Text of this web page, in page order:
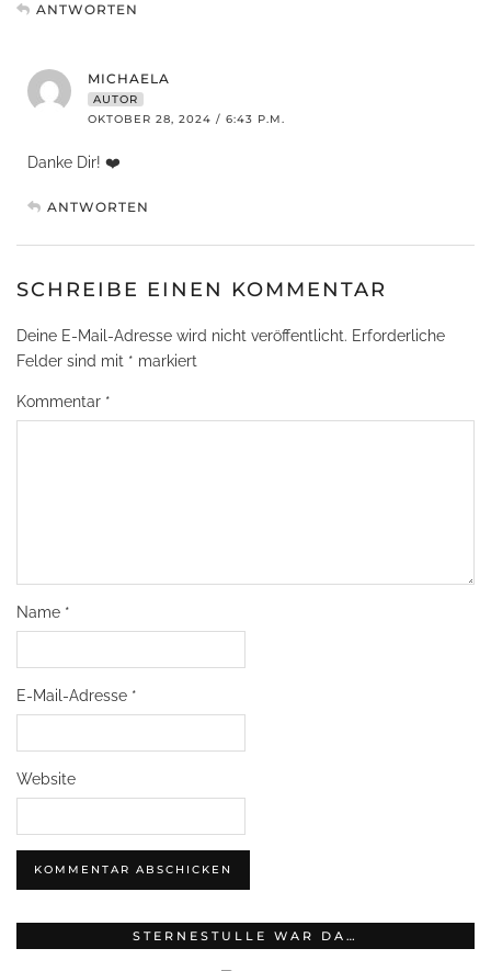
ANTWORTEN
MICHAELA
AUTOR
OKTOBER 28, 2024 / 6:43 P.M.
Danke Dir! ❤️
ANTWORTEN
SCHREIBE EINEN KOMMENTAR
Deine E-Mail-Adresse wird nicht veröffentlicht. Erforderliche
Felder sind mit * markiert
Kommentar *
Name *
E-Mail-Adresse *
Website
STERNESTULLE WAR DA…